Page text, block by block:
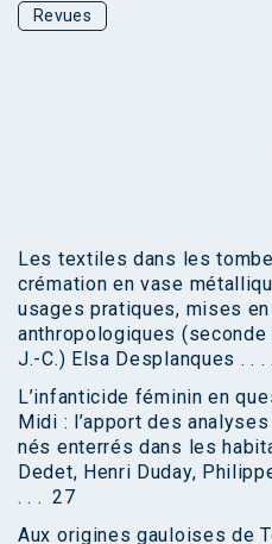
Revues
Les textiles dans les
crémation en vase
usages pratiques, mises
anthropologiques
J.-C.) Elsa Desplanques . . . .
L’infanticide féminin en
Midi : l’apport des
nés enterrés dans les
Dedet, Henri Duday,
. . . 27
Aux origines gauloises de